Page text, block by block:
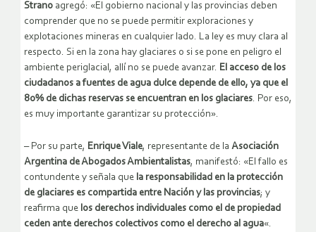
Strano agregó: «El gobierno nacional y las provincias deben
comprender que no se puede permitir exploraciones y
explotaciones mineras en cualquier lado. La ley es muy clara al
respecto. Si en la zona hay glaciares o si se pone en peligro el
ambiente periglacial, allí no se puede avanzar. El acceso de los
ciudadanos a fuentes de agua dulce depende de ello, ya que el
80% de dichas reservas se encuentran en los glaciares. Por eso,
es muy importante garantizar su protección».
– Por su parte, Enrique Viale, representante de la Asociación
Argentina de Abogados Ambientalistas, manifestó: «El fallo es
contundente y señala que la responsabilidad en la protección
de glaciares es compartida entre Nación y las provincias; y
reafirma que los derechos individuales como el de propiedad
ceden ante derechos colectivos como el derecho al agua«.